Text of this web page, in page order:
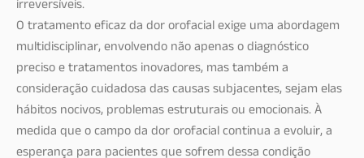
irreversíveis.
O tratamento eficaz da dor orofacial exige uma abordagem
multidisciplinar, envolvendo não apenas o diagnóstico
preciso e tratamentos inovadores, mas também a
consideração cuidadosa das causas subjacentes, sejam elas
hábitos nocivos, problemas estruturais ou emocionais. À
medida que o campo da dor orofacial continua a evoluir, a